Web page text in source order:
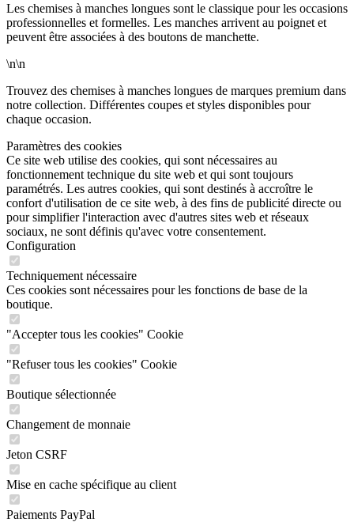
Les chemises à manches longues sont le classique pour les occasions
professionnelles et formelles. Les manches arrivent au poignet et
peuvent être associées à des boutons de manchette.
\n\n
Trouvez des chemises à manches longues de marques premium dans
notre collection. Différentes coupes et styles disponibles pour
chaque occasion.
Paramètres des cookies
Ce site web utilise des cookies, qui sont nécessaires au
fonctionnement technique du site web et qui sont toujours
paramétrés. Les autres cookies, qui sont destinés à accroître le
confort d'utilisation de ce site web, à des fins de publicité directe ou
pour simplifier l'interaction avec d'autres sites web et réseaux
sociaux, ne sont définis qu'avec votre consentement.
Configuration
Techniquement nécessaire
Ces cookies sont nécessaires pour les fonctions de base de la
boutique.
"Accepter tous les cookies" Cookie
"Refuser tous les cookies" Cookie
Boutique sélectionnée
Changement de monnaie
Jeton CSRF
Mise en cache spécifique au client
Paiements PayPal